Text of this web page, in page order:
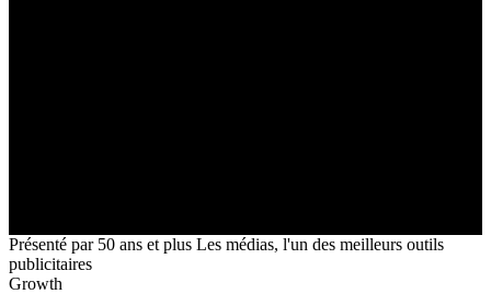
Présenté par 50 ans et plus Les médias, l'un des meilleurs outils
publicitaires
Growth